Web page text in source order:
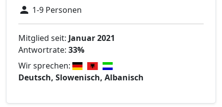
1-9 Personen
Mitglied seit: Januar 2021
Antwortrate: 33%
Wir sprechen:
Deutsch, Slowenisch, Albanisch